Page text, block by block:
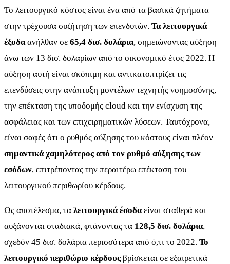
Το λειτουργικό κόστος είναι ένα από τα βασικά ζητήματα
στην τρέχουσα συζήτηση των επενδυτών. Τα λειτουργικά
έξοδαανήλθαν σε 65,4 δισ. δολάρια, σημειώνοντας αύξηση
άνω των 13 δισ. δολαρίων από το οικονομικό έτος 2022. Η
αύξηση αυτή είναι σκόπιμη και αντικατοπτρίζει τις
επενδύσεις στην ανάπτυξη μοντέλων τεχνητής νοημοσύνης,
την επέκταση της υποδομής cloud και την ενίσχυση της
ασφάλειας και των επιχειρηματικών λύσεων. Ταυτόχρονα,
είναι σαφές ότι ο ρυθμός αύξησης του κόστους είναι πλέον
σημαντικά χαμηλότερος από τον ρυθμό αύξησης των
εσόδων, επιτρέποντας την περαιτέρω επέκταση του
λειτουργικού περιθωρίου κέρδους.
Ως αποτέλεσμα, τα λειτουργικά έσοδαείναι σταθερά και
αυξάνονται σταδιακά, φτάνοντας τα 128,5 δισ. δολάρια,
σχεδόν 45 δισ. δολάρια περισσότερα από ό,τι το 2022. Το
λειτουργικό περιθώριο κέρδουςβρίσκεται σε εξαιρετικά